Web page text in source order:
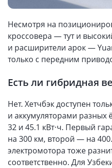
Несмотря на
кроссовера — тут и
и расширители арок —
только с передним
Есть ли гибридная
Нет. Хетчбэк доступен
и аккумуляторами разных
32 и 45.1 кВт⋅ч. Первый
на 300 км, второй — на
электромотора тоже
соответственно. Для